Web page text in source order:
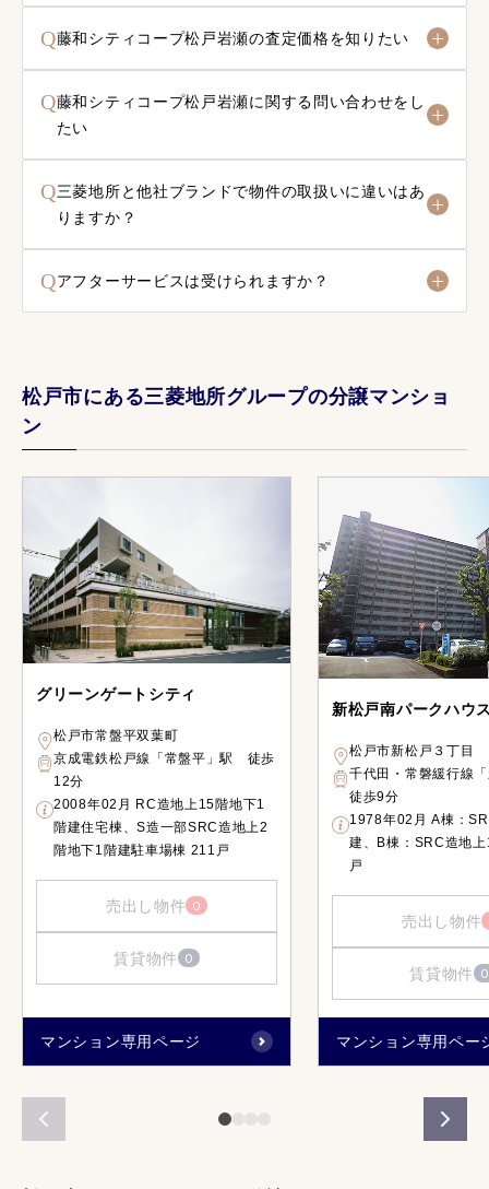
Q藤和シティコープ松戸岩瀬の査定価格を知りたい
Q藤和シティコープ松戸岩瀬に関する問い合わせをし
たい
Q三菱地所と他社ブランドで物件の取扱いに違いはあ
りますか？
Qアフターサービスは受けられますか？
松戸市にある三菱地所グループの分譲マンショ
ン
グリーンゲートシティ
松戸市常盤平双葉町
京成電鉄松戸線「常盤平」駅 徒歩
12分
2008年02月 RC造地上15階地下1
階建住宅棟、S造一部SRC造地上2
階地下1階建駐車場棟 211戸
売出し物件 0
賃貸物件 0
マンション専用ページ
新松戸南パークハウ
松戸市新松戸３丁目
千代田・常磐緩行線
徒歩9分
1978年02月 A棟：
建、B棟：SRC造地
戸
売出し物件
賃貸物件 0
マンション専用ペー